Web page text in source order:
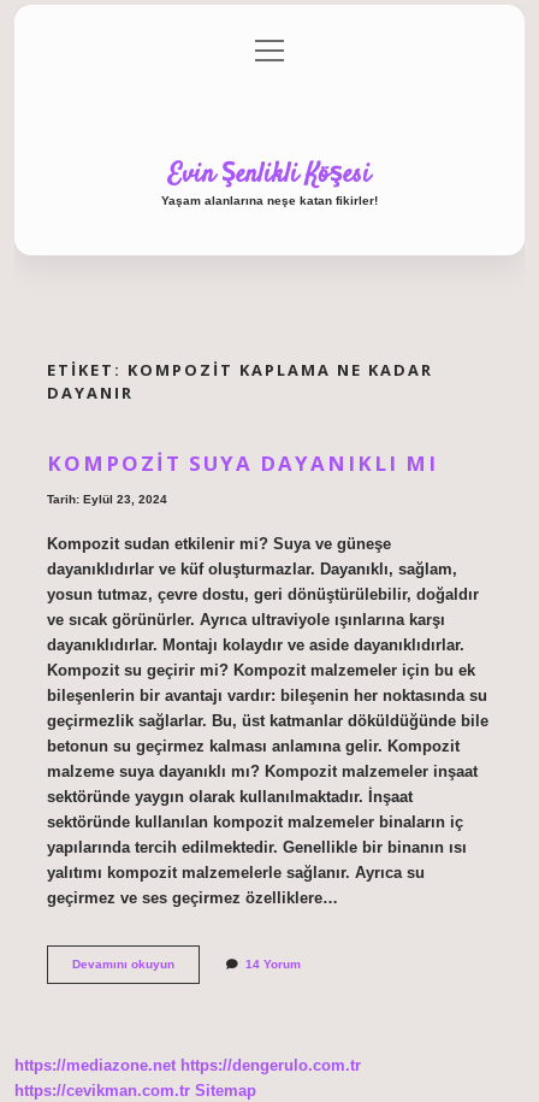
Gizlilik Politikası
menüyü
aç
Evin Şenlikli Köşesi
Yaşam alanlarına neşe katan fikirler!
ETIKET: KOMPOZIT KAPLAMA NE KADAR
DAYANIR
KOMPOZIT SUYA DAYANIKLI MI
Tarih: Eylül 23, 2024
Kompozit sudan etkilenir mi? Suya ve güneşe
dayanıklıdırlar ve küf oluşturmazlar. Dayanıklı, sağlam,
yosun tutmaz, çevre dostu, geri dönüştürülebilir, doğaldır
ve sıcak görünürler. Ayrıca ultraviyole ışınlarına karşı
dayanıklıdırlar. Montajı kolaydır ve aside dayanıklıdırlar.
Kompozit su geçirir mi? Kompozit malzemeler için bu ek
bileşenlerin bir avantajı vardır: bileşenin her noktasında su
geçirmezlik sağlarlar. Bu, üst katmanlar döküldüğünde bile
betonun su geçirmez kalması anlamına gelir. Kompozit
malzeme suya dayanıklı mı? Kompozit malzemeler inşaat
sektöründe yaygın olarak kullanılmaktadır. İnşaat
sektöründe kullanılan kompozit malzemeler binaların iç
yapılarında tercih edilmektedir. Genellikle bir binanın ısı
yalıtımı kompozit malzemelerle sağlanır. Ayrıca su
geçirmez ve ses geçirmez özelliklere…
Devamını okuyunKompozit
14 Yorum
https://mediazone.net https://dengerulo.com.tr
https://cevikman.com.tr Sitemap